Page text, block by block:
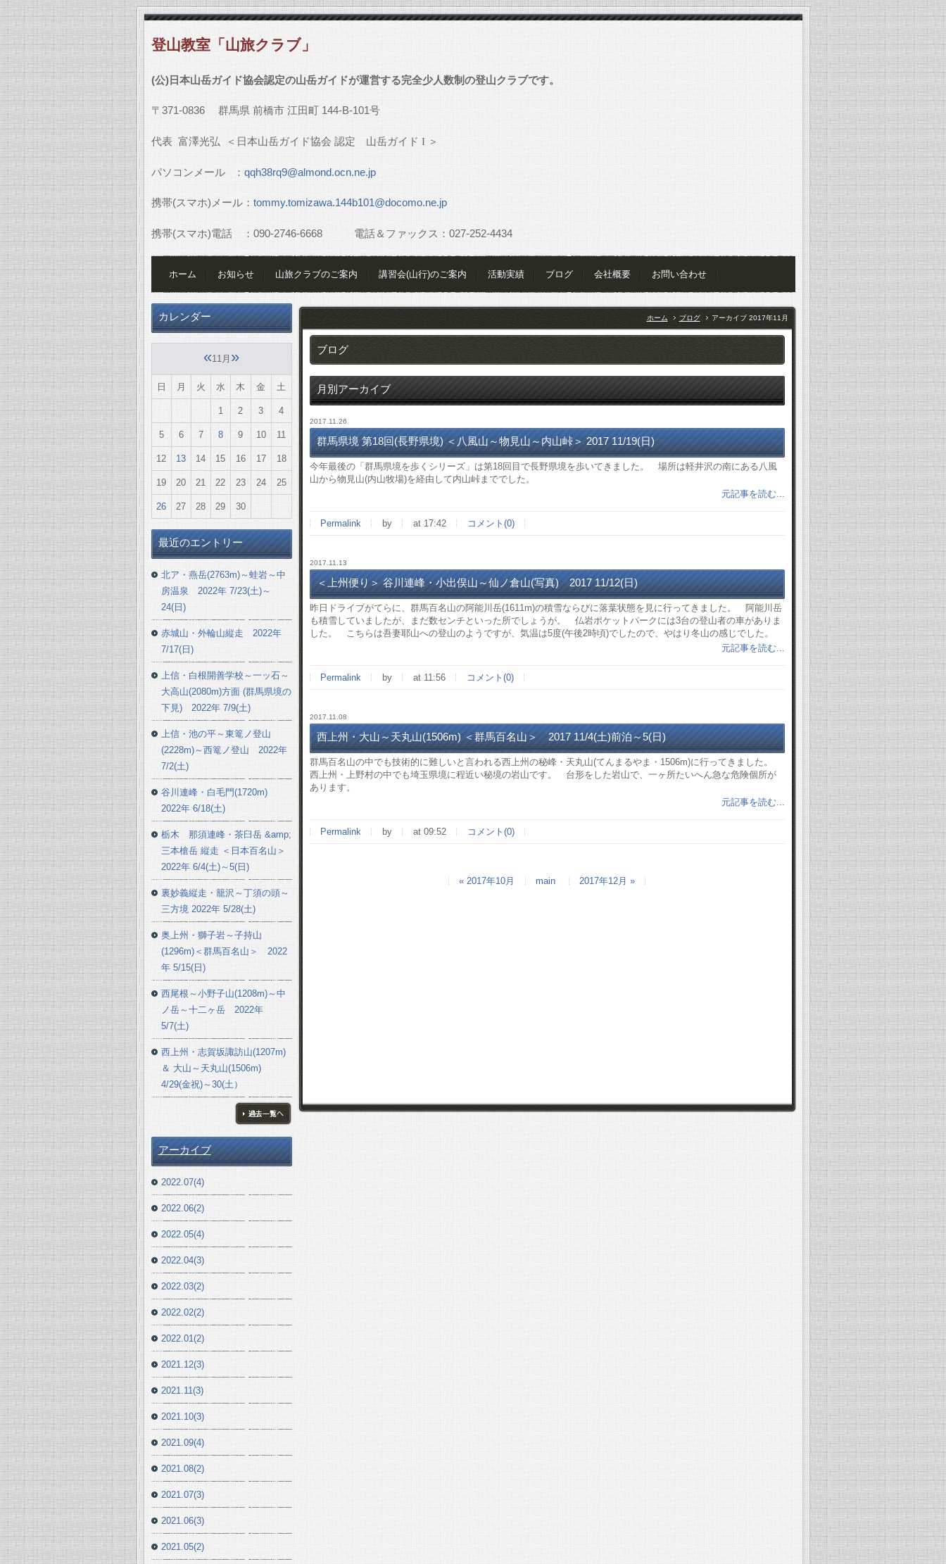
登山教室「山旅クラブ」
(公)日本山岳ガイド協会認定の山岳ガイドが運営する完全少人数制の登山クラブです。
〒 371-0836 群馬県 前橋市 江田町 144-B-101号
代表 富澤光弘 ＜日本山岳ガイド協会 認定 山岳ガイド I ＞
パソコンメール ： qqh38rq9@almond.ocn.ne.jp
携帯(スマホ)メール： tommy.tomizawa.144b101@docomo.ne.jp
携帯(スマホ)電話 ： 090-2746-6668電話＆ファックス： 027-252-4434
ホーム お知らせ 山旅クラブのご案内 講習会(山行)のご案内 活動実績 ブログ 会社概要 お問い合わせ
ホーム ブログ アーカイブ 2017年11月
ブログ
月別アーカイブ
2017.11.26
群馬県境 第18回(長野県境) ＜八風山～物見山～内山峠＞ 2017 11/19(日)
今年最後の「群馬県境を歩くシリーズ」は第18回目で長野県境を歩いてきました。 場所は軽井沢の南にある八風
山から物見山(内山牧場)を経由して内山峠まででした。
元記事を読む...
Permalink by at 17:42 コメント(0)
2017.11.13
＜上州便り＞ 谷川連峰・小出俣山～仙ノ倉山(写真) 2017 11/12(日)
昨日ドライブがてらに、群馬百名山の阿能川岳(1611m)の積雪ならびに落葉状態を見に行ってきました。 阿能川岳
も積雪していましたが、まだ数センチといった所でしょうが。 仏岩ポケットパークには3台の登山者の車がありま
した。 こちらは吾妻耶山への登山のようですが、気温は5度(午後2時頃)でしたので、やはり冬山の感じでした。
元記事を読む...
Permalink by at 11:56 コメント(0)
2017.11.08
西上州・大山～天丸山(1506m) ＜群馬百名山＞ 2017 11/4(土)前泊～5(日)
群馬百名山の中でも技術的に難しいと言われる西上州の秘峰・天丸山(てんまるやま・1506m)に行ってきました。
西上州・上野村の中でも埼玉県境に程近い秘境の岩山です。 台形をした岩山で、一ヶ所たいへん急な危険個所が
あります。
元記事を読む...
Permalink by at 09:52 コメント(0)
« 2017年10月 main 2017年12月 »
カレンダー
«11月 »
日 月 火 水 木 金 土
1 2 3 4
5 6 7 8 9 10 11
12 13 14 15 16 17 18
19 20 21 22 23 24 25
26 27 28 29 30
最近のエントリー
北ア・燕岳(2763m)～蛙岩～中
房温泉 2022年 7/23(土)～
24(日)
赤城山・外輪山縦走 2022年
7/17(日)
上信・白根開善学校～一ッ石～
大高山(2080m)方面 (群馬県境の
下見) 2022年 7/9(土)
上信・池の平～東篭ノ登山
(2228m)～西篭ノ登山 2022年
7/2(土)
谷川連峰・白毛門(1720m)
2022年 6/18(土)
栃木 那須連峰・茶臼岳 &amp;
三本槍岳 縦走 ＜日本百名山＞
2022年 6/4(土)～5(日)
裏妙義縦走・籠沢～丁須の頭～
三方境 2022年 5/28(土)
奥上州・獅子岩～子持山
(1296m)＜群馬百名山＞ 2022
年 5/15(日)
西尾根～小野子山(1208m)～中
ノ岳～十二ヶ岳 2022年
5/7(土)
西上州・志賀坂諏訪山(1207m)
＆ 大山～天丸山(1506m)
4/29(金祝)～30(土）
アーカイブ
2022.07(4)
2022.06(2)
2022.05(4)
2022.04(3)
2022.03(2)
2022.02(2)
2022.01(2)
2021.12(3)
2021.11(3)
2021.10(3)
2021.09(4)
2021.08(2)
2021.07(3)
2021.06(3)
2021.05(2)